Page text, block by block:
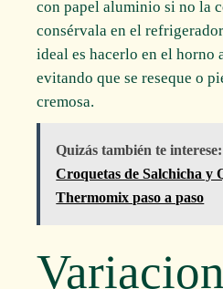
con papel aluminio si no la
consérvala en el
ideal es hacerlo en el horno
evitando que se reseque o
cremosa.
Quizás también te interese:
Croquetas de Salchicha y
Thermomix paso a paso